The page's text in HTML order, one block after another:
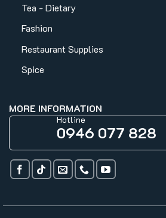
Tea - Dietary
Fashion
Restaurant Supplies
Spice
MORE INFORMATION
Hotline
0946 077 828